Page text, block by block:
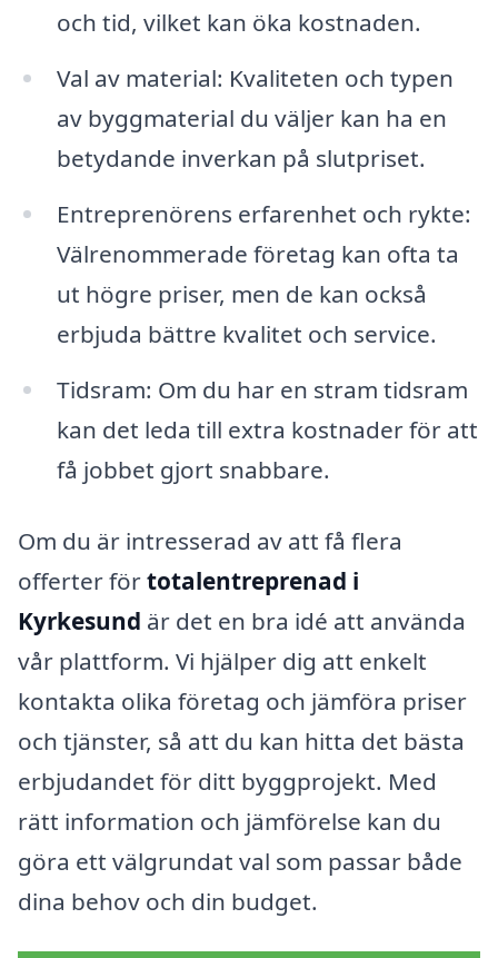
och tid, vilket kan öka kostnaden.
Val av material: Kvaliteten och typen
av byggmaterial du väljer kan ha en
betydande inverkan på slutpriset.
Entreprenörens erfarenhet och rykte:
Välrenommerade företag kan ofta ta
ut högre priser, men de kan också
erbjuda bättre kvalitet och service.
Tidsram: Om du har en stram tidsram
kan det leda till extra kostnader för att
få jobbet gjort snabbare.
Om du är intresserad av att få flera
offerter förtotalentreprenad i
Kyrkesund är det en bra idé att använda
vår plattform. Vi hjälper dig att enkelt
kontakta olika företag och jämföra priser
och tjänster, så att du kan hitta det bästa
erbjudandet för ditt byggprojekt. Med
rätt information och jämförelse kan du
göra ett välgrundat val som passar både
dina behov och din budget.